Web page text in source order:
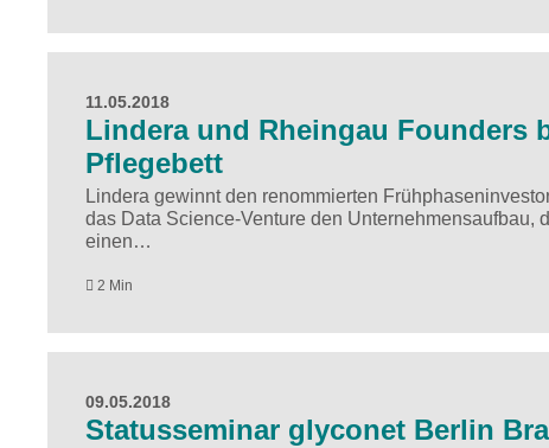
11.05.2018
Lindera und Rheingau Founders
Pflegebett
Lindera gewinnt den renommierten
das Data Science-Venture den
einen…
2 Min
09.05.2018
Statusseminar glyconet Berlin